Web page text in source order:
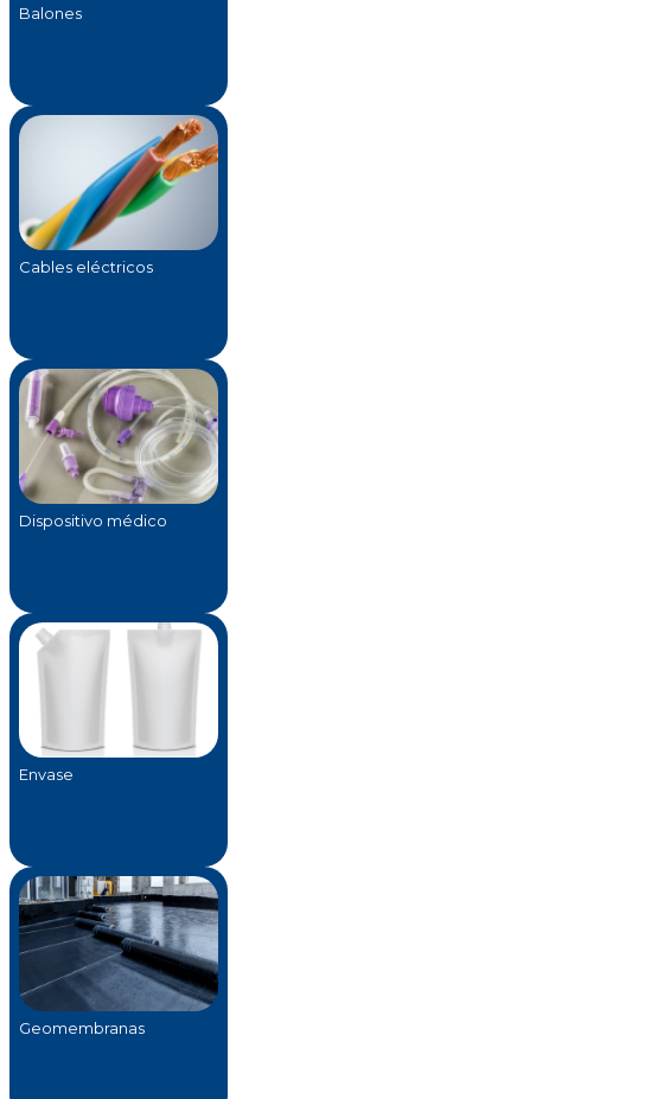
Balones
Cables eléctricos
Dispositivo médico
Envase
Geomembranas